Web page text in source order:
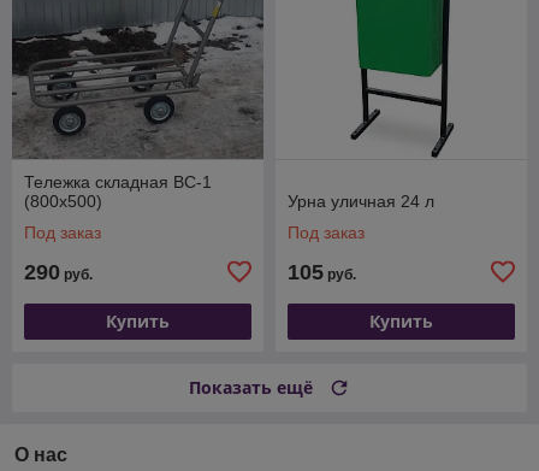
Тележка складная ВС-1
(800х500)
Под заказ
290 руб.
Купить
Урна уличная 24 л
Под заказ
105 руб.
Купить
Показать ещё
О нас